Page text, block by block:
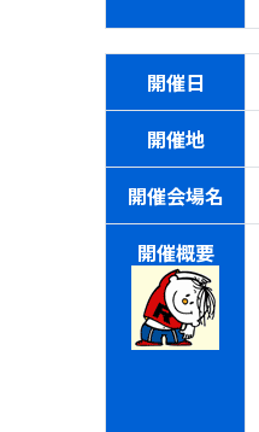
開催日
開催地
開催会場名
開催概要